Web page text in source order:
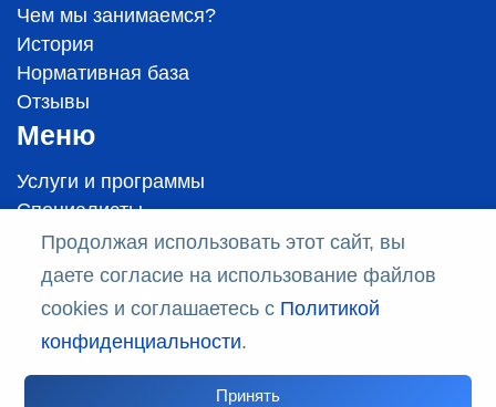
Чем мы занимаемся?
История
Нормативная база
Отзывы
Меню
Услуги и программы
Специалисты
Цены
Стандарты оказания медицинской помощи
Политика конфиденциальности
Продолжая использовать этот сайт, вы
даете согласие на использование файлов
cookies и соглашаетесь с Политикой
конфиденциальности.
Принять